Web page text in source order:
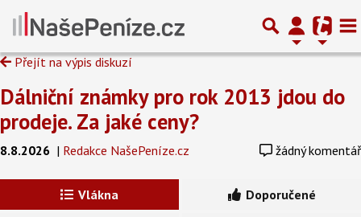
Přejít na výpis diskuzí
Dálniční známky pro rok 2013 jdou do
prodeje. Za jaké ceny?
8.8.2026 | Redakce NašePeníze.cz žádný komentář
Vlákna Doporučené